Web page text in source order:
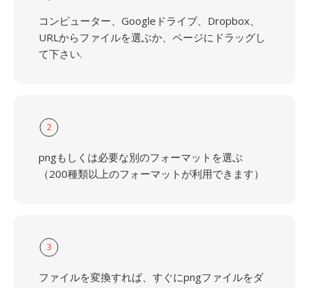
コンピューター、Googleドライブ、Dropbox、
URLからファイルを選ぶか、ページにドラッグし
て下さい.
2
pngもしくは必要な別のフォーマットを選ぶ
（200種類以上のフォーマットが利用できます）
3
ファイルを変換すれば、すぐにpngファイルをダ